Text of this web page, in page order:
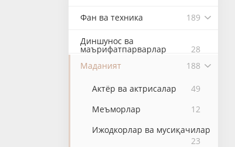
Фан ва техника 189
Диншунос ва
маърифатпарварлар
28
Маданият
188
Актёр ва актрисалар
49
Меъморлар
12
Ижодкорлар ва мусиқачилар
23